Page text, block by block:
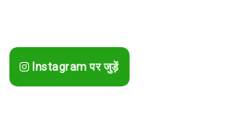
Instagram पर जुड़ें